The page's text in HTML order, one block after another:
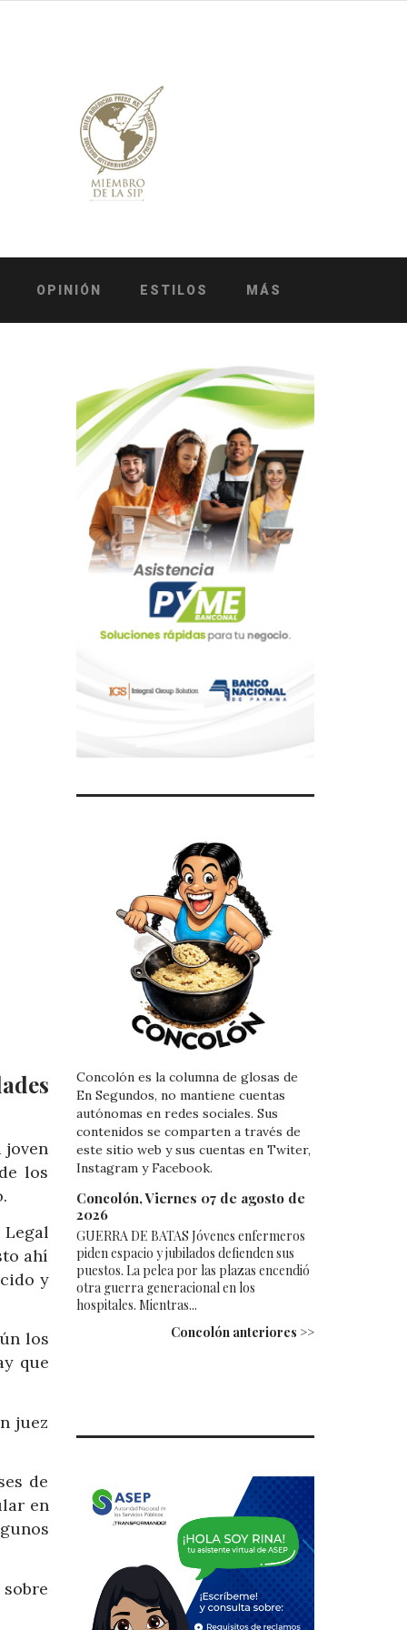
OPINIÓN ESTILOS MÁS
joven
los
ahí
y
los
que
juez
de
en
Concolón es la columna de glosas de
En Segundos, no mantiene cuentas
autónomas en redes sociales. Sus
contenidos se comparten a través de
este sitio web y sus cuentas en Twiter,
Instagram y Facebook.
Concolón, Viernes 07 de agosto de
2026
GUERRA DE BATAS Jóvenes enfermeros
piden espacio y jubilados defienden sus
puestos. La pelea por las plazas encendió
otra guerra generacional en los
hospitales. Mientras...
Concolón anteriores >>